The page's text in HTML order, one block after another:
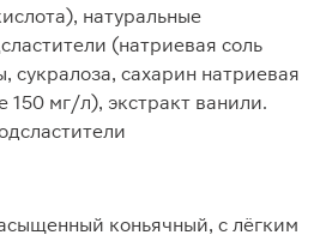
натуральные
(натриевая соль
сукралоза, сахарин натриевая
150 мг/л), экстракт ванили.
коньячный, с лёгким